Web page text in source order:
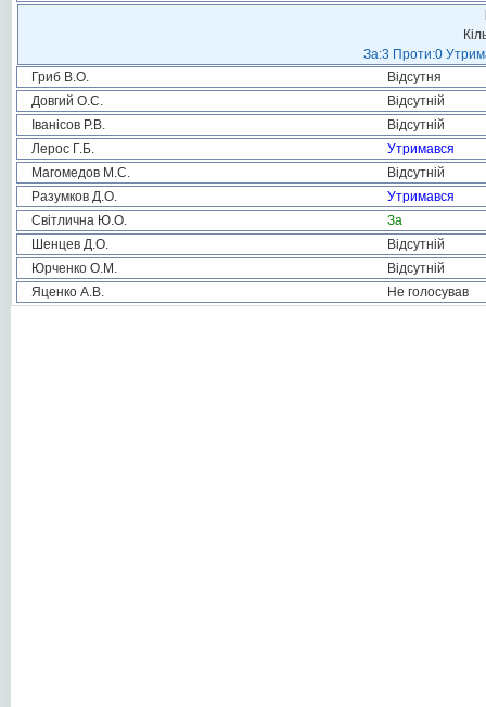
За:3 Проти:0
Гриб В.О.
Відсутня
Довгий О.С.
Відсутній
Іванісов Р.В.
Відсутній
Лерос Г.Б.
Утримався
Магомедов М.С.
Відсутній
Разумков Д.О.
Утримався
Світлична Ю.О.
За
Шенцев Д.О.
Відсутній
Юрченко О.М.
Відсутній
Яценко А.В.
Не голосував